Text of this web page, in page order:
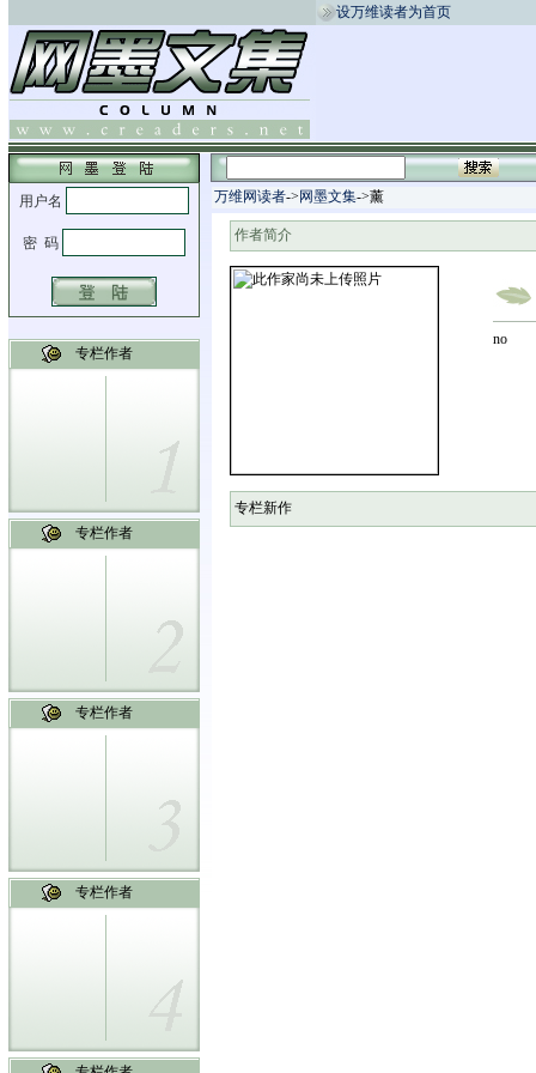
设万维读者为首页
专栏作者
专栏作者
专栏作者
专栏作者
万维网读者-> 网墨文集->薰
作者简介
no
专栏新作